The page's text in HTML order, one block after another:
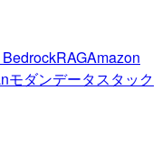
RAGAmazon
モダンデータスタック